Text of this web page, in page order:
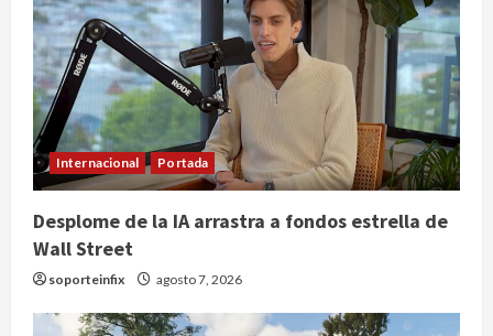
Internacional Portada
Desplome de la IA arrastra a fondos estrella de
Wall Street
soporteinfix agosto 7, 2026